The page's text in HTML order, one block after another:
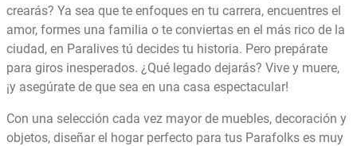
crearás? Ya sea que te enfoques en tu carrera, encuentres el
amor, formes una familia o te conviertas en el más rico de la
ciudad, en Paralives tú decides tu historia. Pero prepárate
para giros inesperados. ¿Qué legado dejarás? Vive y muere,
¡y asegúrate de que sea en una casa espectacular!
Con una selección cada vez mayor de muebles, decoración y
objetos, diseñar el hogar perfecto para tus Parafolks es muy